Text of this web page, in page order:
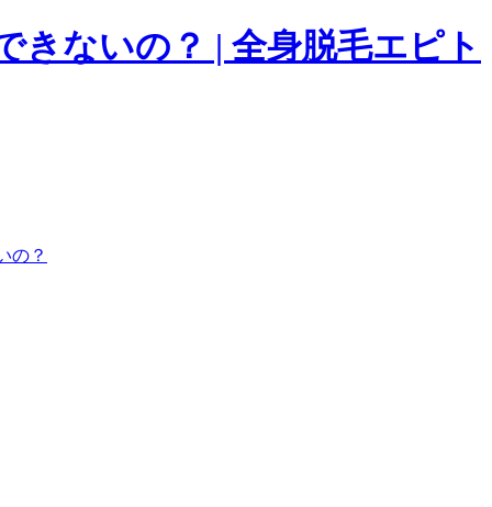
きないの？ | 全身脱毛エピト
の？